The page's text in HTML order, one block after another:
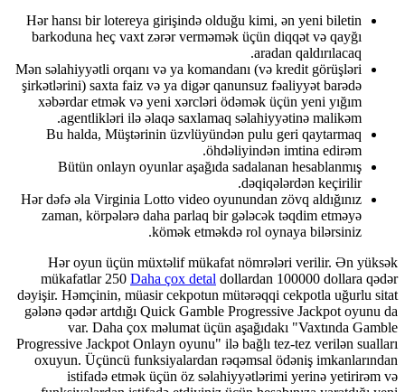
Hər hansı bir lotereya girişində olduğu kimi, ən yeni biletin
barkoduna heç vaxt zərər verməmək üçün diqqət və qayğı
aradan qaldırılacaq.
Mən səlahiyyətli orqanı və ya komandanı (və kredit görüşləri
şirkətlərini) saxta faiz və ya digər qanunsuz fəaliyyət barədə
xəbərdar etmək və yeni xərcləri ödəmək üçün yeni yığım
agentlikləri ilə əlaqə saxlamaq səlahiyyətinə malikəm.
Bu halda, Müştərinin üzvlüyündən pulu geri qaytarmaq
öhdəliyindən imtina edirəm.
Bütün onlayn oyunlar aşağıda sadalanan hesablanmış
dəqiqələrdən keçirilir.
Hər dəfə əla Virginia Lotto video oyunundan zövq aldığınız
zaman, körpələrə daha parlaq bir gələcək təqdim etməyə
kömək etməkdə rol oynaya bilərsiniz.
Hər oyun üçün müxtəlif mükafat nömrələri verilir. Ən
mükafatlar 250Daha çox detaldollardan 100000 dollara
dəyişir. Həmçinin, müasir cekpotun mütərəqqi cekpotla
gələnə qədər artdığı Quick Gamble Progressive Jackpot
var. Daha çox məlumat üçün aşağıdakı "Vaxtında
Progressive Jackpot Onlayn oyunu" ilə bağlı tez-tez verilən
oxuyun. Üçüncü funksiyalardan rəqəmsal ödəniş
istifadə etmək üçün öz səlahiyyətlərimi yerinə